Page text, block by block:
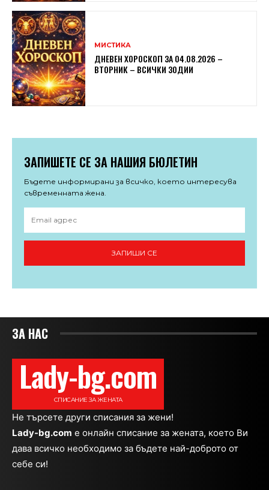
МИСТИКА
ДНЕВЕН ХОРОСКОП ЗА 04.08.2026 –
ВТОРНИК – ВСИЧКИ ЗОДИИ
ЗАПИШЕТЕ СЕ ЗА НАШИЯ БЮЛЕТИН
Бъдете информирани за всичко, което интересува
съвременната жена.
ЗАПИШИ СЕ
ЗА НАС
Lady-bg.com
СПИСАНИЕ ЗА ЖЕНАТА
Не търсете други списания за жени!
Lady-bg.com e онлайн списание за жената, което Ви
дава всичко необходимо за бъдете най-доброто от
себе си!